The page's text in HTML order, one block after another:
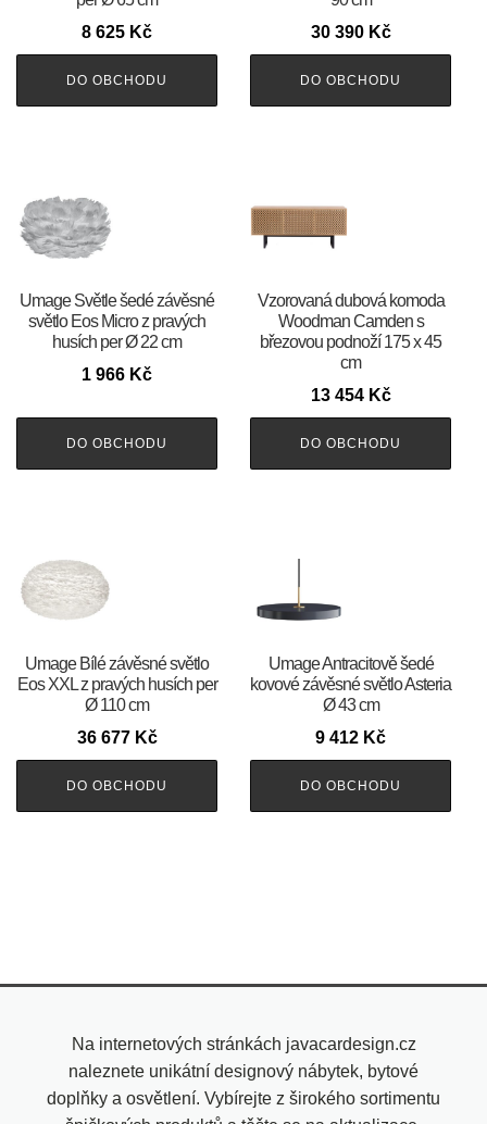
8 625 Kč
DO OBCHODU
30 390 Kč
DO OBCHODU
Umage Světle šedé závěsné
světlo Eos Micro z pravých
husích per Ø 22 cm
1 966 Kč
DO OBCHODU
Vzorovaná dubová komoda
Woodman Camden s
březovou podnoží 175 x 45
cm
13 454 Kč
DO OBCHODU
Umage Bílé závěsné světlo
Eos XXL z pravých husích per
Ø 110 cm
36 677 Kč
DO OBCHODU
Umage Antracitově šedé
kovové závěsné světlo Asteria
Ø 43 cm
9 412 Kč
DO OBCHODU
Na internetových stránkách javacardesign.cz
naleznete unikátní designový nábytek, bytové
doplňky a osvětlení. Vybírejte z širokého sortimentu